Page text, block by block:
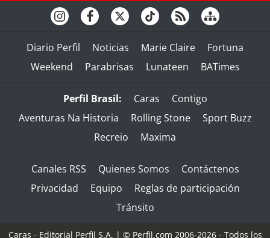
Diario Perfil Noticias Marie Claire
Fortuna
Weekend
Parabrisas Lunateen BATimes
Perfil Brasil: Caras
Contigo
Aventuras Na Historia
Rolling Stone
Sport Buzz
Recreio
Maxima
Canales RSS Quienes Somos
Contáctenos
Privacidad
Equipo
Reglas de participación
Tránsito
Caras - Editorial Perfil S.A. | © Perfil.com 2006-2026 - Todos los